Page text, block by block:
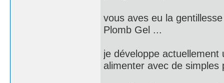
vous aves eu la
Plomb Gel ...
je développe
alimenter avec de